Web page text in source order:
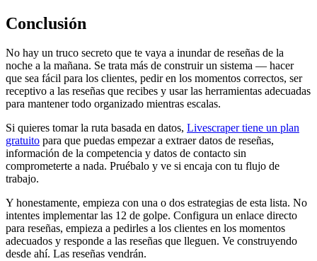
Conclusión
No hay un truco secreto que te vaya a inundar de reseñas de la
noche a la mañana. Se trata más de construir un sistema — hacer
que sea fácil para los clientes, pedir en los momentos correctos, ser
receptivo a las reseñas que recibes y usar las herramientas adecuadas
para mantener todo organizado mientras escalas.
Si quieres tomar la ruta basada en datos, Livescraper tiene un plan
gratuito para que puedas empezar a extraer datos de reseñas,
información de la competencia y datos de contacto sin
comprometerte a nada. Pruébalo y ve si encaja con tu flujo de
trabajo.
Y honestamente, empieza con una o dos estrategias de esta lista. No
intentes implementar las 12 de golpe. Configura un enlace directo
para reseñas, empieza a pedirles a los clientes en los momentos
adecuados y responde a las reseñas que lleguen. Ve construyendo
desde ahí. Las reseñas vendrán.